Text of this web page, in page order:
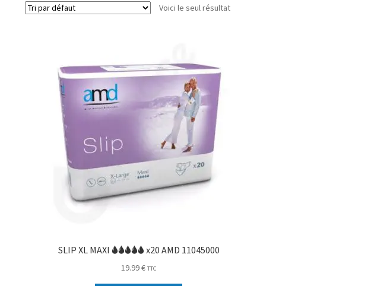
Voici le seul résultat
SLIP XL MAXI 🌢🌢🌢🌢🌢 x20 AMD 11045000
19.99€ TTC